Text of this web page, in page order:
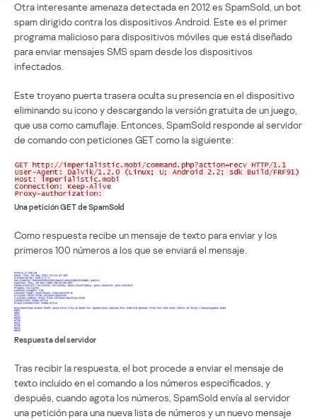
Otra interesante amenaza detectada en 2012 es SpamSold, un bot
spam dirigido contra los dispositivos Android. Este es el primer
programa malicioso para dispositivos móviles que está diseñado
para enviar mensajes SMS spam desde los dispositivos
infectados.
Este troyano puerta trasera oculta su presencia en el dispositivo
eliminando su icono y descargando la versión gratuita de un juego,
que usa como camuflaje. Entonces, SpamSold responde al servidor
de comando con peticiones GET como la siguiente:
Una petición GET de SpamSold
Como respuesta recibe un mensaje de texto para enviar y los
primeros 100 números a los que se enviará el mensaje.
Respuesta del servidor
Tras recibir la respuesta, el bot procede a enviar el mensaje de
texto incluido en el comando a los números especificados, y
después, cuando agota los números, SpamSold envía al servidor
una petición para una nueva lista de números y un nuevo mensaje